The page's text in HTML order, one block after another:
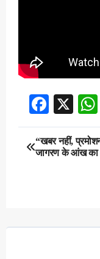
X
Post
“खबर नहीं,
जागरण के आंख का